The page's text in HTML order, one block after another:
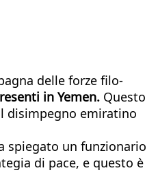
delle forze filo-
in Yemen. Questo
disimpegno emiratino
spiegato un funzionario
di pace, e questo è